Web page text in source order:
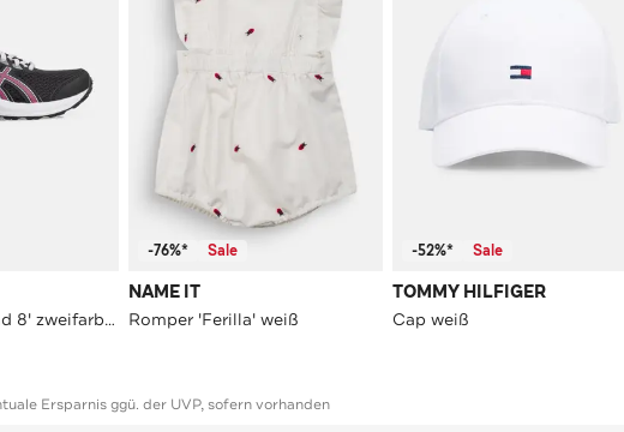
Sneaker 'Contend 8' zweifarbig
-76%* Sale
NAME IT
Romper 'Ferilla' weiß
-52%* Sale
TOMMY HILFIGER
Cap weiß
Ersparnis ggü. der UVP, sofern vorhanden